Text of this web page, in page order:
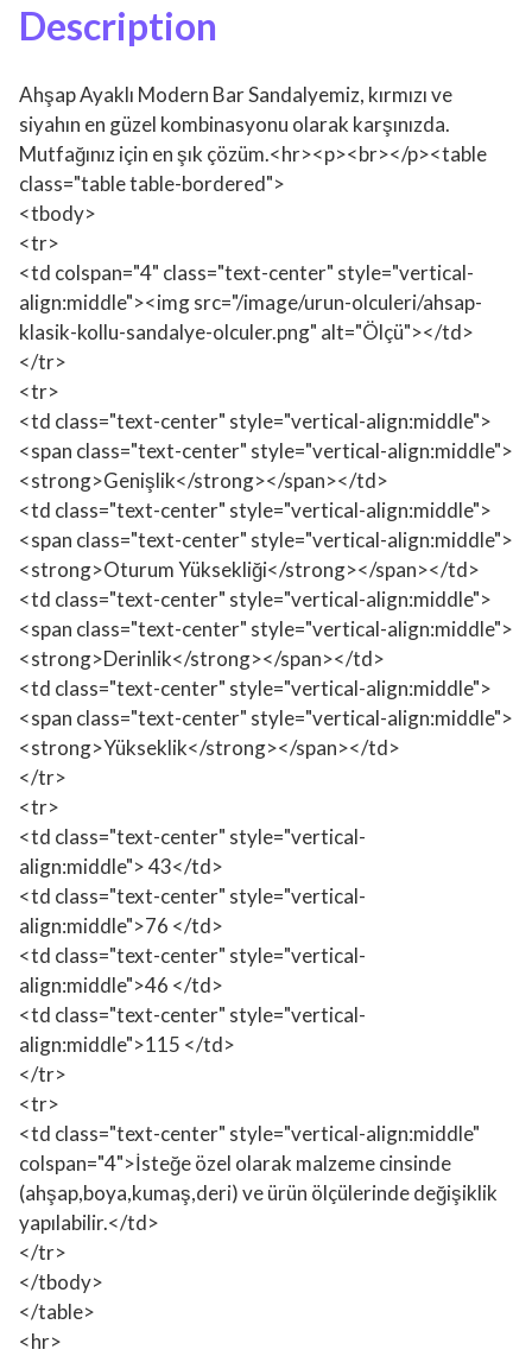
Description
Ahşap Ayaklı Modern Bar Sandalyemiz, kırmızı ve
siyahın en güzel kombinasyonu olarak karşınızda.
Mutfağınız için en şık çözüm.<hr><p><br></p><table
class="table table-bordered">
<tbody>
<tr>
<td colspan="4" class="text-center" style="vertical-
align:middle"><img src="/image/urun-olculeri/ahsap-
klasik-kollu-sandalye-olculer.png" alt="Ölçü"></td>
</tr>
<tr>
<td class="text-center" style="vertical-align:middle">
<span class="text-center" style="vertical-align:middle">
<strong>Genişlik</strong></span></td>
<td class="text-center" style="vertical-align:middle">
<span class="text-center" style="vertical-align:middle">
<strong>Oturum Yüksekliği</strong></span></td>
<td class="text-center" style="vertical-align:middle">
<span class="text-center" style="vertical-align:middle">
<strong>Derinlik</strong></span></td>
<td class="text-center" style="vertical-align:middle">
<span class="text-center" style="vertical-align:middle">
<strong>Yükseklik</strong></span></td>
</tr>
<tr>
<td class="text-center" style="vertical-
align:middle"> 43</td>
<td class="text-center" style="vertical-
align:middle">76 </td>
<td class="text-center" style="vertical-
align:middle">46 </td>
<td class="text-center" style="vertical-
align:middle">115 </td>
</tr>
<tr>
<td class="text-center" style="vertical-align:middle"
colspan="4">İsteğe özel olarak malzeme cinsinde
(ahşap,boya,kumaş,deri) ve ürün ölçülerinde değişiklik
yapılabilir.</td>
</tr>
</tbody>
</table>
<hr>